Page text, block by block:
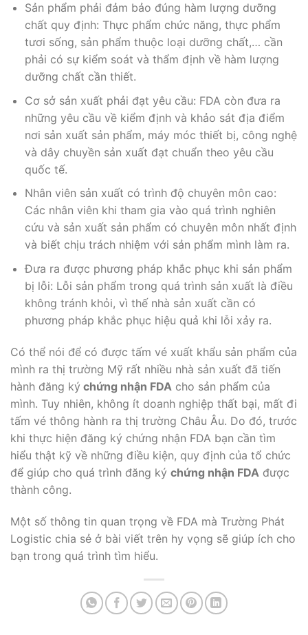
Sản phẩm phải đảm bảo đúng hàm lượng dưỡng
chất quy định: Thực phẩm chức năng, thực phẩm
tươi sống, sản phẩm thuộc loại dưỡng chất,… cần
phải có sự kiểm soát và thẩm định về hàm lượng
dưỡng chất cần thiết.
Cơ sở sản xuất phải đạt yêu cầu: FDA còn đưa ra
những yêu cầu về kiểm định và khảo sát địa điểm
nơi sản xuất sản phẩm, máy móc thiết bị, công nghệ
và dây chuyền sản xuất đạt chuẩn theo yêu cầu
quốc tế.
Nhân viên sản xuất có trình độ chuyên môn cao:
Các nhân viên khi tham gia vào quá trình nghiên
cứu và sản xuất sản phẩm có chuyên môn nhất định
và biết chịu trách nhiệm với sản phẩm mình làm ra.
Đưa ra được phương pháp khắc phục khi sản phẩm
bị lỗi: Lỗi sản phẩm trong quá trình sản xuất là điều
không tránh khỏi, vì thế nhà sản xuất cần có
phương pháp khắc phục hiệu quả khi lỗi xảy ra.
Có thể nói để có được tấm vé xuất khẩu sản phẩm của
mình ra thị trường Mỹ rất nhiều nhà sản xuất đã tiến
hành đăng ký chứng nhận FDA cho sản phẩm của
mình. Tuy nhiên, không ít doanh nghiệp thất bại, mất đi
tấm vé thông hành ra thị trường Châu Âu. Do đó, trước
khi thực hiện đăng ký chứng nhận FDA bạn cần tìm
hiểu thật kỹ về những điều kiện, quy định của tổ chức
để giúp cho quá trình đăng ký chứng nhận FDA được
thành công.
Một số thông tin quan trọng về FDA mà Trường Phát
Logistic chia sẻ ở bài viết trên hy vọng sẽ giúp ích cho
bạn trong quá trình tìm hiểu.